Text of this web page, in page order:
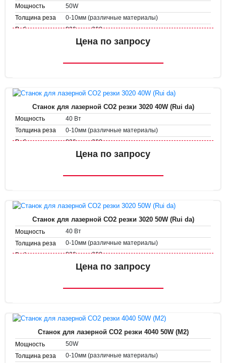
Мощность
50W
Толщина реза
0-10мм (различные материалы)
Рабочее поле
300 мм х 200 мм
1-500 мм/с
Цена по запросу
Станок для лазерной CO2 резки 3020 40W (Rui da)
Мощность
40 Вт
Толщина реза
0-10мм (различные материалы)
Рабочее поле
300 мм х 200 мм
1-500 мм/с
Цена по запросу
Станок для лазерной CO2 резки 3020 50W (Rui da)
Мощность
40 Вт
Толщина реза
0-10мм (различные материалы)
Рабочее поле
300 мм х 200 мм
1-500 мм/с
Цена по запросу
Станок для лазерной CO2 резки 4040 50W (M2)
Мощность
50W
Толщина реза
0-10мм (различные материалы)